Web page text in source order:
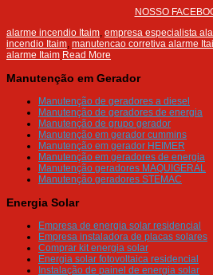
NOSSO
alarme incendio Itaim empresa especialista
incendio Itaim manutencao corretiva alarme
alarme Itaim Read More
Manutenção em Gerador
Manutenção de geradores a diesel
Manutenção de geradores de energia
Manutenção de grupo gerador
Manutenção em gerador cummins
Manutenção em gerador HEIMER
Manutenção em geradores de energia
Manutenção geradores MAQUIGERAL
Manutenção geradores STEMAC
Energia Solar
Empresa de energia solar residencial
Empresa instaladora de placas solares
Comprar kit energia solar
Energia solar fotovoltaica residencial
Instalação de painel de energia solar